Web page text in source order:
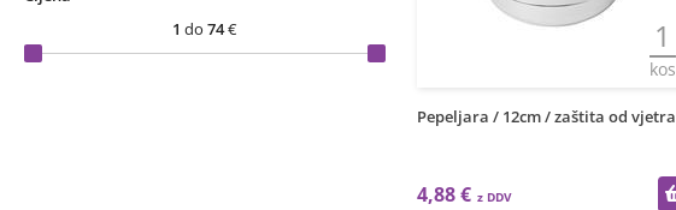
1 do74€ 1
kos
Pepeljara / 12cm / zaštita od vjetra
4,88 €